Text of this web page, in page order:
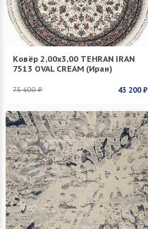
Ковёр 2,00х3,00 TEHRAN IRAN
7513 OVAL CREAM (Иран)
75 600 ₽ 43 200 ₽